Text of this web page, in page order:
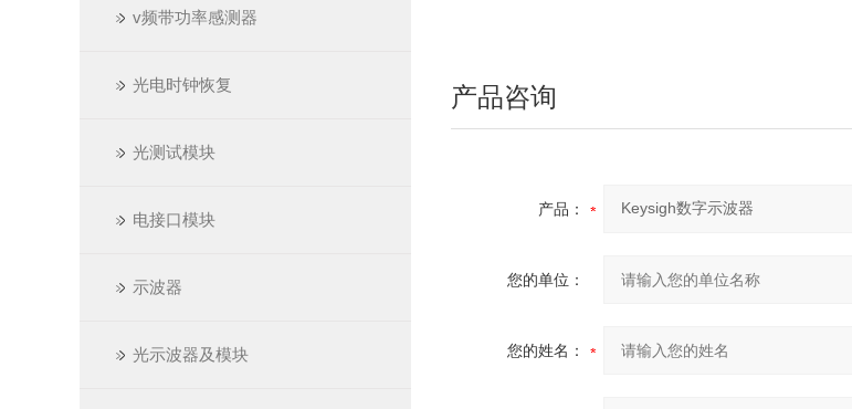
v频带功率感测器
光电时钟恢复
光测试模块
电接口模块
示波器
光示波器及模块
产品咨询
产品：
您的单位：
您的姓名：